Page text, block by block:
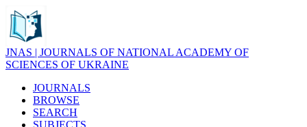
JNAS | JOURNALS OF NATIONAL ACADEMY OF
SCIENCES OF UKRAINE
JOURNALS
BROWSE
SEARCH
SUBJECTS